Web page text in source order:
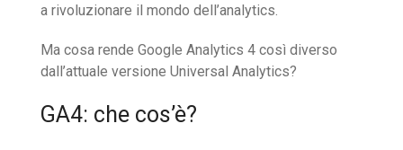
a rivoluzionare il mondo dell’analytics.
Ma cosa rende Google Analytics 4 così diverso
dall’attuale versione Universal Analytics?
GA4: che cos’è?